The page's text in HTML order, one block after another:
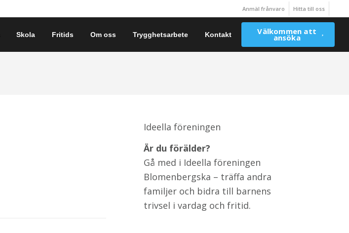
Anmäl frånvaro Hitta till oss
Skola Fritids Om oss Trygghetsarbete Kontakt Välkommen att
ansöka
Ideella föreningen
Är du förälder?
Gå med i Ideella föreningen
Blomenbergska – träffa andra
familjer och bidra till barnens
trivsel i vardag och fritid.